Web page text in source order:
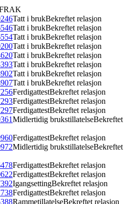
Tatt i brukBekreftet relasjon
Tatt i brukBekreftet relasjon
Tatt i brukBekreftet relasjon
Tatt i brukBekreftet relasjon
Tatt i brukBekreftet relasjon
Tatt i brukBekreftet relasjon
Tatt i brukBekreftet relasjon
Tatt i brukBekreftet relasjon
FerdigattestBekreftet relasjon
FerdigattestBekreftet relasjon
FerdigattestBekreftet relasjon
Midlertidig brukstillatelseBekreftet
FerdigattestBekreftet relasjon
Midlertidig brukstillatelseBekreftet
FerdigattestBekreftet relasjon
FerdigattestBekreftet relasjon
IgangsettingBekreftet relasjon
FerdigattestBekreftet relasjon
RammetillatelseBekreftet relasjon